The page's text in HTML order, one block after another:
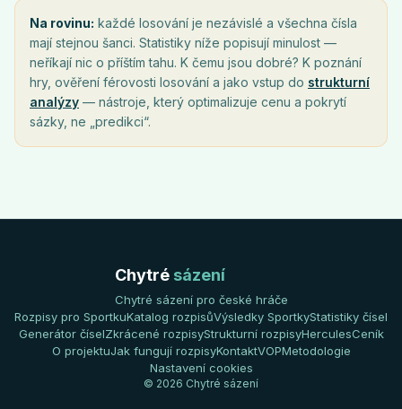
Na rovinu: každé losování je nezávislé a všechna čísla
mají stejnou šanci. Statistiky níže popisují minulost —
neříkají nic o příštím tahu. K čemu jsou dobré? K poznání
hry, ověření férovosti losování a jako vstup do strukturní
analýzy — nástroje, který optimalizuje cenu a pokrytí
sázky, ne „predikci“.
Chytré sázení
Chytré sázení pro české hráče
Rozpisy pro SportkuKatalog rozpisůVýsledky SportkyStatistiky čísel
Generátor číselZkrácené rozpisyStrukturní rozpisyHerculesCeník
O projektuJak fungují rozpisyKontaktVOPMetodologie
Nastavení cookies
© 2026 Chytré sázení